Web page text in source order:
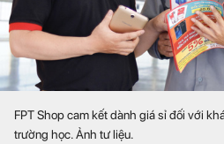
FPT Shop cam kết dành giá sỉ đối với
trường học. Ảnh tư liệu.